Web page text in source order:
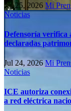
Jul 25, 2026 Mi
Noticias
Defensoría verifica
declaradas
Jul 24, 2026Mi
Noticias
ICE autoriza
a red eléctrica